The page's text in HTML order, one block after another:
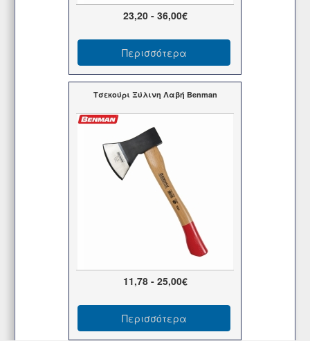
23,20 - 36,00€
Περισσότερα
Τσεκούρι Ξύλινη Λαβή Benman
11,78 - 25,00€
Περισσότερα